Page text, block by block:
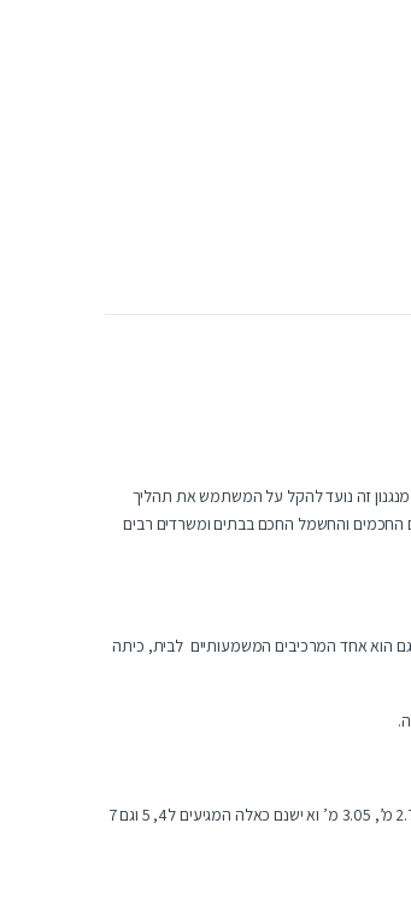
זה נועד להקל על המשתמש את תהליך
התעוררות המוצרים החכמים והחשמל החכם בבתים ומשרדים רבים
הוא אחד המרכיבים המשמעותיים לבית, כיתה
חשמליים מגיע במידות רבות ושונות, החל מ1.25 מ’ והלאה אל 1.5מ’ , 1.8 מ’ 2.0 מ’, 2.44מ, וכמובן מידות גדולות יותר, הדורשות מנועים חזקים יותר המתחילות ממידה 2.75 מ’, 3.05 מ’ וא ישנם כאלה המגיעים ל4, 5 וגם 7